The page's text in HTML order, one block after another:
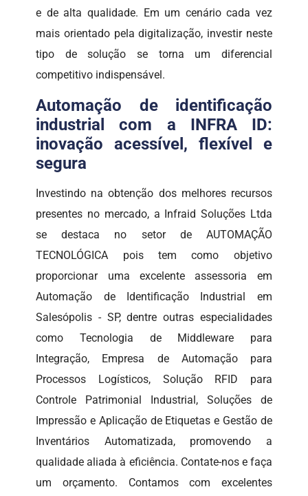
e de alta qualidade. Em um cenário cada vez
mais orientado pela digitalização, investir neste
tipo de solução se torna um diferencial
competitivo indispensável.
Automação de identificação
industrial com a INFRA ID:
inovação acessível, flexível e
segura
Investindo na obtenção dos melhores recursos
presentes no mercado, a Infraid Soluções Ltda
se destaca no setor de AUTOMAÇÃO
TECNOLÓGICA pois tem como objetivo
proporcionar uma excelente assessoria em
Automação de Identificação Industrial em
Salesópolis - SP, dentre outras especialidades
como Tecnologia de Middleware para
Integração, Empresa de Automação para
Processos Logísticos, Solução RFID para
Controle Patrimonial Industrial, Soluções de
Impressão e Aplicação de Etiquetas e Gestão de
Inventários Automatizada, promovendo a
qualidade aliada à eficiência. Contate-nos e faça
um orçamento. Contamos com excelentes